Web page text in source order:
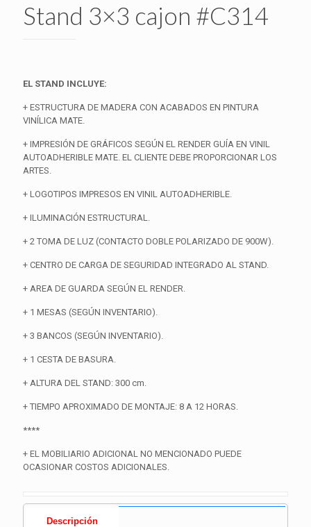
Stand 3×3 cajon #C314
EL STAND INCLUYE:
+ ESTRUCTURA DE MADERA CON ACABADOS EN PINTURA
VINÍLICA MATE.
+ IMPRESIÓN DE GRÁFICOS SEGÚN EL RENDER GUÍA EN VINIL
AUTOADHERIBLE MATE. EL CLIENTE DEBE PROPORCIONAR LOS
ARTES.
+ LOGOTIPOS IMPRESOS EN VINIL AUTOADHERIBLE.
+ ILUMINACIÓN ESTRUCTURAL.
+ 2 TOMA DE LUZ (CONTACTO DOBLE POLARIZADO DE 900W).
+ CENTRO DE CARGA DE SEGURIDAD INTEGRADO AL STAND.
+ AREA DE GUARDA SEGÚN EL RENDER.
+ 1 MESAS (SEGÚN INVENTARIO).
+ 3 BANCOS (SEGÚN INVENTARIO).
+ 1 CESTA DE BASURA.
+ ALTURA DEL STAND: 300 cm.
+ TIEMPO APROXIMADO DE MONTAJE: 8 A 12 HORAS.
****
+ EL MOBILIARIO ADICIONAL NO MENCIONADO PUEDE
OCASIONAR COSTOS ADICIONALES.
Descripción